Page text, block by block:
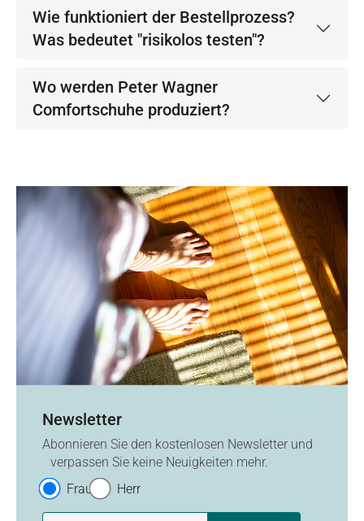
Wie funktioniert der Bestellprozess?
Was bedeutet "risikolos testen"?
Wo werden Peter Wagner
Comfortschuhe produziert?
Newsletter
Abonnieren Sie den kostenlosen Newsletter und
verpassen Sie keine Neuigkeiten mehr.
Frau
Herr